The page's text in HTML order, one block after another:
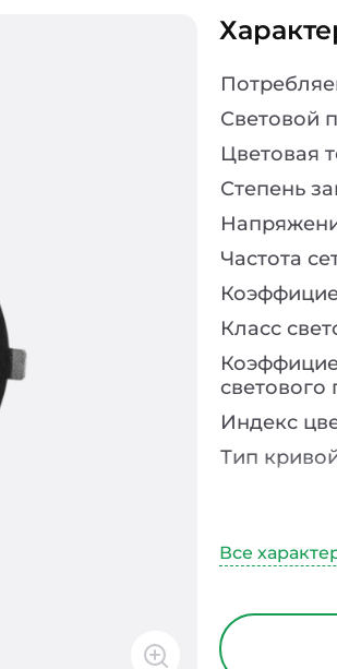
Световой
Цветовая
Степень
Частота
Класс
светового
Индекс
Тип
Тип
Класс